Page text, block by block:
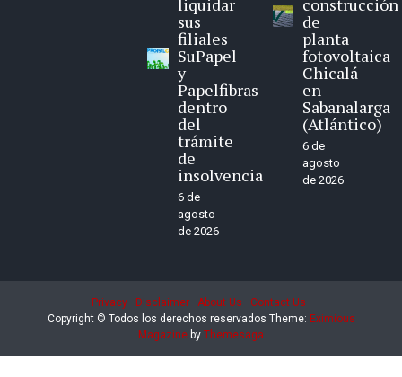
liquidar
sus
filiales
SuPapel
y
Papelfibras
dentro
del
trámite
de
insolvencia
6 de
agosto
de 2026
construcción
de
planta
fotovoltaica
Chicalá
en
Sabanalarga
(Atlántico)
6 de
agosto
de 2026
Privacy Disclaimer About Us
Contact Us
Copyright © Todos los derechos reservados Theme: Eximious
Magazine by Themesaga